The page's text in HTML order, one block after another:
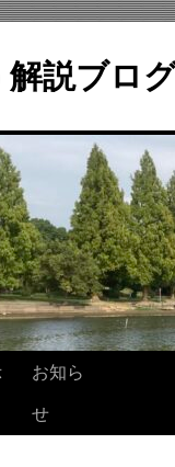
説ブロ
お知ら
せ